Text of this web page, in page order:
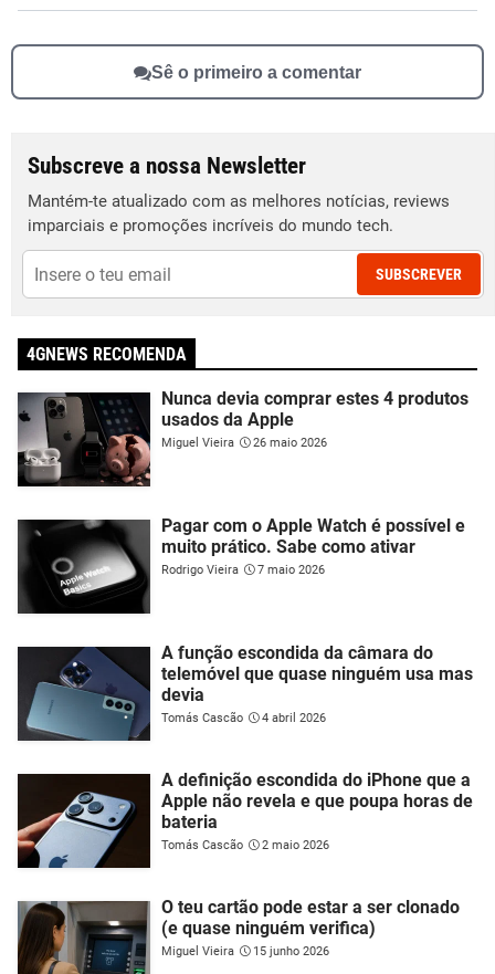
Sê o primeiro a comentar
Subscreve a nossa Newsletter
Mantém-te atualizado com as melhores notícias, reviews
imparciais e promoções incríveis do mundo tech.
SUBSCREVER
4GNEWS RECOMENDA
Nunca devia comprar estes 4 produtos
usados da Apple
Miguel Vieira 26 maio 2026
Pagar com o Apple Watch é possível e
muito prático. Sabe como ativar
Rodrigo Vieira 7 maio 2026
A função escondida da câmara do
telemóvel que quase ninguém usa mas
devia
Tomás Cascão 4 abril 2026
A definição escondida do iPhone que a
Apple não revela e que poupa horas de
bateria
Tomás Cascão 2 maio 2026
O teu cartão pode estar a ser clonado
(e quase ninguém verifica)
Miguel Vieira 15 junho 2026